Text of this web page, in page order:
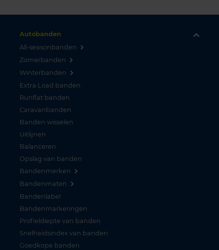
Autobanden
All-seasonbanden
Zomerbanden
Winterbanden
Extra Load banden
Runflat banden
Caravanbanden
Banden wisselen
Uitlijnen
Balanceren
Opslag van banden
Bandenmerken
Bandenmaten
Bandenlabel
Bandenmarkeringen
Profieldiepte van banden
Snelheidsindex van banden
Goedkope banden